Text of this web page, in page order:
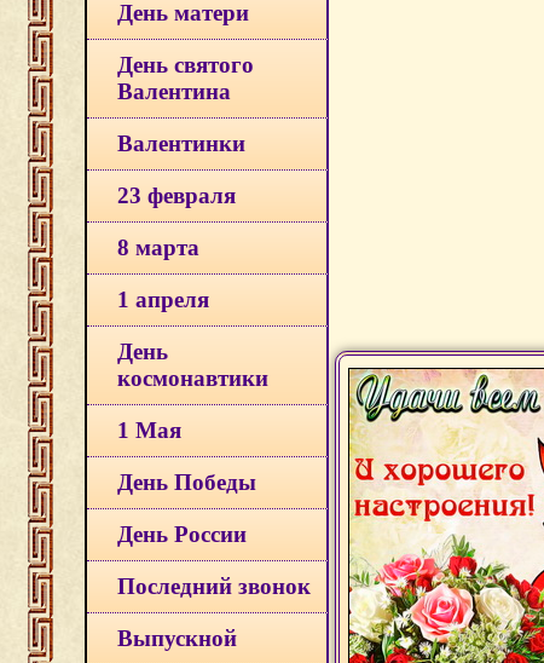
День матери
День святого
Валентина
Валентинки
23 февраля
8 марта
1 апреля
День
космонавтики
1 Мая
День Победы
День России
Последний звонок
Выпускной